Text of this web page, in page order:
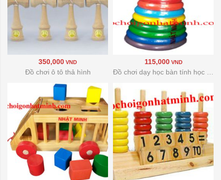
350,000 VND 115,000 VND
Đồ chơi ô tô thả hình